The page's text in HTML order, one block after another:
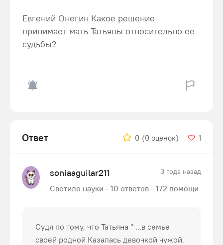
Евгений Онегин Какое решение
принимает мать Татьяны относительно ее
судьбы?
Ответ 0 (0 оценок) 1
soniaaguilar211 3 года назад
Светило науки - 10 ответов - 172 помощи
Судя по тому, что Татьяна " ...в семье
своей родной Казалась девочкой чужой.